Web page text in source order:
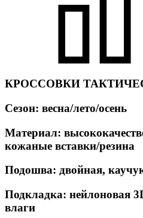
КРОССОВКИ
Сезон: весна/лето/осень
Материал:
кожаные вставки/резина
Подошва: двойная,
Подкладка: нейлоновая
влаги